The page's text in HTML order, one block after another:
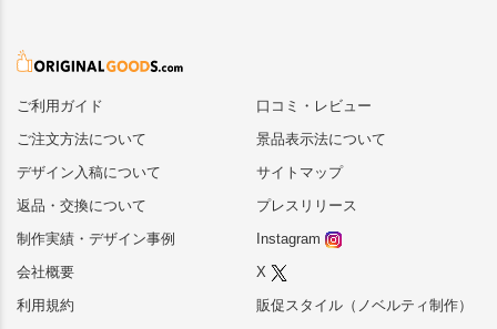
ご利用ガイド
ご注文方法について
デザイン入稿について
返品・交換について
制作実績・デザイン事例
会社概要
利用規約
口コミ・レビュー
景品表示法について
サイトマップ
プレスリリース
Instagram
X
販促スタイル（ノベルティ制作）